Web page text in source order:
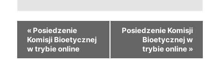
« Posiedzenie
Komisji Bioetycznej
w trybie online
Posiedzenie Komisji
Bioetycznej w
trybie online »